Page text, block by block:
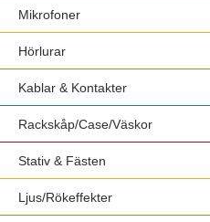
Mikrofoner
Hörlurar
Kablar & Kontakter
Rackskåp/Case/Väskor
Stativ & Fästen
Ljus/Rökeffekter